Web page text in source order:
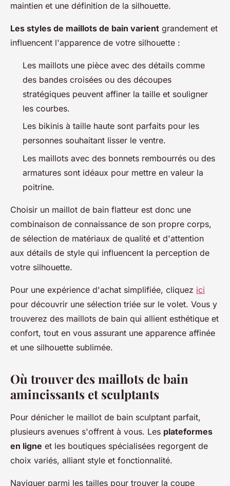
maintien et une définition de la silhouette.
Les styles de maillots de bain varient grandement et
influencent l'apparence de votre silhouette :
Les maillots une pièce avec des détails comme
des bandes croisées ou des découpes
stratégiques peuvent affiner la taille et souligner
les courbes.
Les bikinis à taille haute sont parfaits pour les
personnes souhaitant lisser le ventre.
Les maillots avec des bonnets rembourrés ou des
armatures sont idéaux pour mettre en valeur la
poitrine.
Choisir un maillot de bain flatteur est donc une
combinaison de connaissance de son propre corps,
de sélection de matériaux de qualité et d'attention
aux détails de style qui influencent la perception de
votre silhouette.
Pour une expérience d'achat simplifiée, cliquez ici
pour découvrir une sélection triée sur le volet. Vous y
trouverez des maillots de bain qui allient esthétique et
confort, tout en vous assurant une apparence affinée
et une silhouette sublimée.
Où trouver des maillots de bain
amincissants et sculptants
Pour dénicher le maillot de bain sculptant parfait,
plusieurs avenues s'offrent à vous. Les plateformes
en ligne et les boutiques spécialisées regorgent de
choix variés, alliant style et fonctionnalité.
Naviguer parmi les tailles pour trouver la coupe